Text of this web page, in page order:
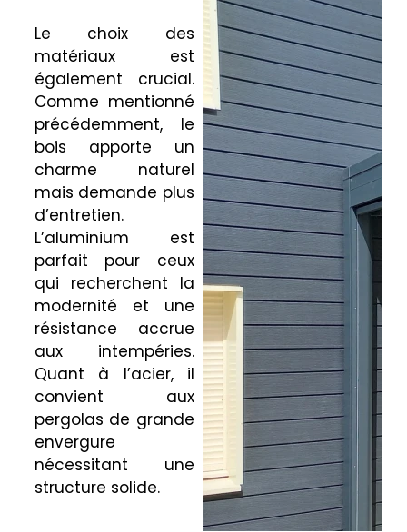
Le choix des
matériaux est
également crucial.
Comme mentionné
précédemment, le
bois apporte un
charme naturel
mais demande plus
d’entretien.
L’aluminium est
parfait pour ceux
qui recherchent la
modernité et une
résistance accrue
aux intempéries.
Quant à l’acier, il
convient aux
pergolas de grande
envergure
nécessitant une
structure solide.